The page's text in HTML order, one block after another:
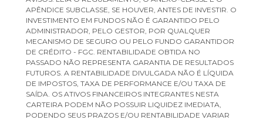
APÊNDICE SUBCLASSE, SE HOUVER, ANTES DE INVESTIR. O
INVESTIMENTO EM FUNDOS NÃO É GARANTIDO PELO
ADMINISTRADOR, PELO GESTOR, POR QUALQUER
MECANISMO DE SEGURO OU PELO FUNDO GARANTIDOR
DE CRÉDITO - FGC. RENTABILIDADE OBTIDA NO
PASSADO NÃO REPRESENTA GARANTIA DE RESULTADOS
FUTUROS. A RENTABILIDADE DIVULGADA NÃO É LÍQUIDA
DE IMPOSTOS, TAXA DE PERFORMANCE E/OU TAXA DE
SAÍDA. OS ATIVOS FINANCEIROS INTEGRANTES NESTA
CARTEIRA PODEM NÃO POSSUIR LIQUIDEZ IMEDIATA,
PODENDO SEUS PRAZOS E/OU RENTABILIDADE VARIAR